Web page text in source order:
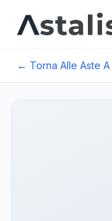
← Torna Alle Aste A